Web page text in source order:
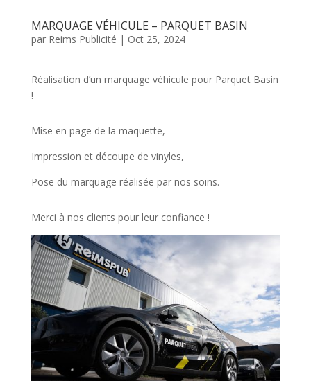
MARQUAGE VÉHICULE – PARQUET BASIN
par Reims Publicité | Oct 25, 2024
Réalisation d’un marquage véhicule pour Parquet Basin
!
Mise en page de la maquette,
Impression et découpe de vinyles,
Pose du marquage réalisée par nos soins.
Merci à nos clients pour leur confiance !